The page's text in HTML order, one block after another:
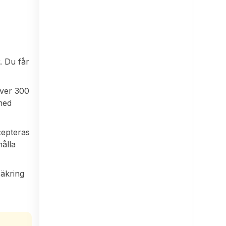
Du får
300